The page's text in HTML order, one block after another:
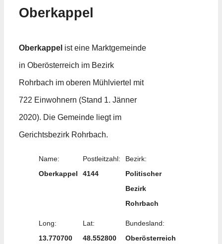
Oberkappel
Oberkappel ist eine Marktgemeinde
in Oberösterreich im Bezirk
Rohrbach im oberen Mühlviertel mit
722 Einwohnern (Stand 1. Jänner
2020). Die Gemeinde liegt im
Gerichtsbezirk Rohrbach.
Name:
Oberkappel
Postleitzahl:
4144
Bezirk:
Politischer
Bezirk
Rohrbach
Long:
13.770700
Lat:
48.552800
Bundesland:
Oberösterreich